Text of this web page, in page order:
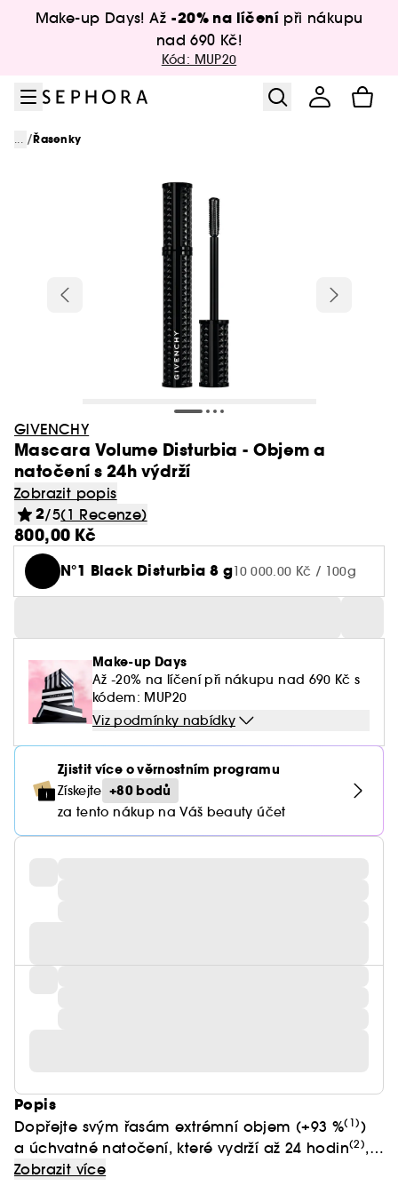
Přejít na hlavní obsah
Make-up Days! Až -20% na líčení při nákupu
nad 690 Kč!
Kód: MUP20
... /Řasenky
GIVENCHY
Mascara Volume Disturbia - Objem a
natočení s 24h výdrží
Zobrazit popis
2/5(1 Recenze)
800,00 Kč
N°1 Black Disturbia 8 g10 000.00 Kč / 100g
Make-up Days
Až -20% na líčení při nákupu nad 690 Kč s
kódem: MUP20
Viz podmínky nabídky
Zjistit více o věrnostním programu
Získejte +80 bodů
za tento nákup na Váš beauty účet
Popis
Dopřejte svým řasám extrémní objem (+93 %(1))
a úchvatné natočení, které vydrží až 24 hodin(2),
s odvážnou řasenkou s dlouhou výdrží Volume
Disturbia Mascara od Givenchy.
(1)Instrumentální test provedený na 10 subjektech
Zobrazit více